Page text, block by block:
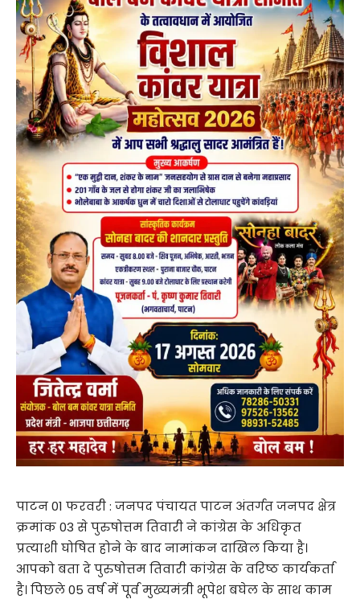
पाटन 01 फरवरी : जनपद पंचायत पाटन अंतर्गत जनपद क्षेत्र
क्रमांक 03 से पुरुषोत्तम तिवारी ने कांग्रेस के अधिकृत
प्रत्याशी घोषित होने के बाद नामांकन दाखिल किया है।
आपको बता दे पुरुषोत्तम तिवारी कांग्रेस के वरिष्ठ कार्यकर्ता
है। पिछले 05 वर्ष में पूर्व मुख्यमंत्री भूपेश बघेल के साथ काम